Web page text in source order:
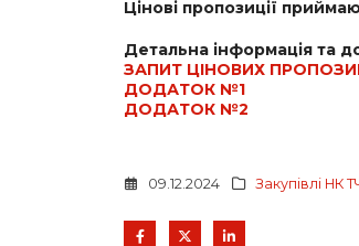
Цінові пропозиції
Детальна інформація та
ЗАПИТ ЦІНОВИХ
ДОДАТОК №1
ДОДАТОК №2
09.12.2024 Закупівлі НК